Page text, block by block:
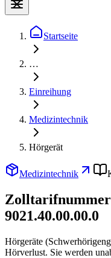
Startseite
…
Einreihung
Medizintechnik
Hörgerät
Medizintechnik
9021.40.00.00.0
Hörgeräte
Hörverlust. Sie werden